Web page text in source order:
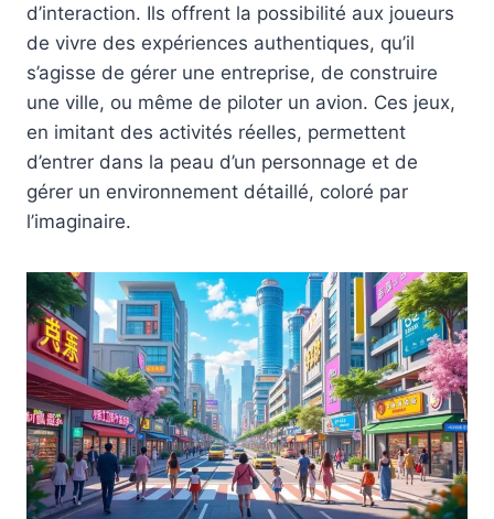
d’interaction. Ils offrent la possibilité aux joueurs
de vivre des expériences authentiques, qu’il
s’agisse de gérer une entreprise, de construire
une ville, ou même de piloter un avion. Ces jeux,
en imitant des activités réelles, permettent
d’entrer dans la peau d’un personnage et de
gérer un environnement détaillé, coloré par
l’imaginaire.